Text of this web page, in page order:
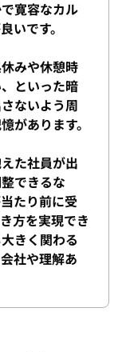
寛容なカル
いです。
みや休憩時
といった暗
ないよう周
があります。
た社員が出
できるな
たり前に受
方を実現でき
きく関わる
社や理解あ